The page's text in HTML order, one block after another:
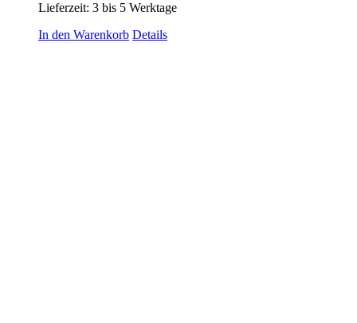
Lieferzeit: 3 bis 5 Werktage
In den Warenkorb Details